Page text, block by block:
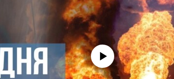
No media source currently available